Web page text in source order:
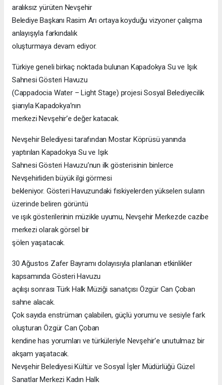
aralıksız yürüten Nevşehir
Belediye Başkanı Rasim Arı ortaya koyduğu vizyoner çalışma
anlayışıyla farkındalık
oluşturmaya devam ediyor.
Türkiye geneli birkaç noktada bulunan Kapadokya Su ve Işık
Sahnesi Gösteri Havuzu
(Cappadocia Water – Light Stage) projesi Sosyal Belediyecilik
şiarıyla Kapadokya’nın
merkezi Nevşehir’e değer katacak.
Nevşehir Belediyesi tarafından Mostar Köprüsü yanında
yaptırılan Kapadokya Su ve Işık
Sahnesi Gösteri Havuzu’nun ilk gösterisinin binlerce
Nevşehirliden büyük ilgi görmesi
bekleniyor. Gösteri Havuzundaki fıskiyelerden yükselen suların
üzerinde beliren görüntü
ve ışık gösterilerinin müzikle uyumu, Nevşehir Merkezde cazibe
merkezi olarak görsel bir
şölen yaşatacak.
30 Ağustos Zafer Bayramı dolayısıyla planlanan etkinlikler
kapsamında Gösteri Havuzu
açılışı sonrası Türk Halk Müziği sanatçısı Özgür Can Çoban
sahne alacak.
Çok sayıda enstrüman çalabilen, güçlü yorumu ve sesiyle fark
oluşturan Özgür Can Çoban
kendine has yorumları ve türküleriyle Nevşehir’e unutulmaz bir
akşam yaşatacak.
Nevşehir Belediyesi Kültür ve Sosyal İşler Müdürlüğü Güzel
Sanatlar Merkezi Kadın Halk